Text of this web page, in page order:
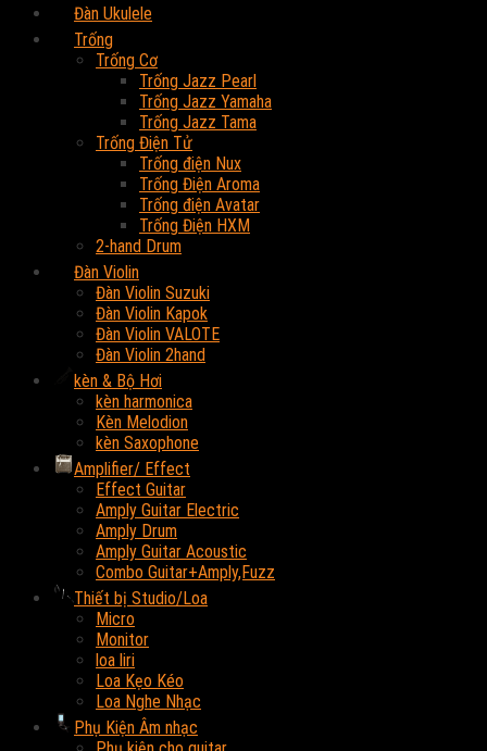
Đàn Ukulele
Trống
Trống Cơ
Trống Jazz Pearl
Trống Jazz Yamaha
Trống Jazz Tama
Trống Điện Tử
Trống điện Nux
Trống Điện Aroma
Trống điện Avatar
Trống Điện HXM
2-hand Drum
Đàn Violin
Đàn Violin Suzuki
Đàn Violin Kapok
Đàn Violin VALOTE
Đàn Violin 2hand
kèn & Bộ Hơi
kèn harmonica
Kèn Melodion
kèn Saxophone
Amplifier/ Effect
Effect Guitar
Amply Guitar Electric
Amply Drum
Amply Guitar Acoustic
Combo Guitar+Amply,Fuzz
Thiết bị Studio/Loa
Micro
Monitor
loa liri
Loa Kẹo Kéo
Loa Nghe Nhạc
Phụ Kiện Âm nhạc